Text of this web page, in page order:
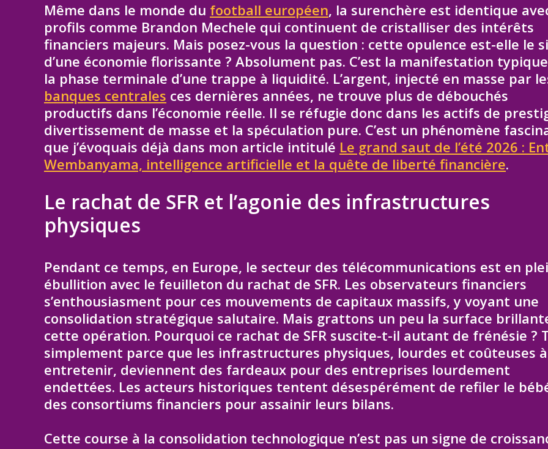
Même dans le monde du football européen, la surenchère est identique
profils comme Brandon Mechele qui continuent de cristalliser des intérêts
financiers majeurs. Mais posez-vous la question : cette opulence est-elle le
d’une économie florissante ? Absolument pas. C’est la manifestation
la phase terminale d’une trappe à liquidité. L’argent, injecté en masse par
banques centrales ces dernières années, ne trouve plus de débouchés
productifs dans l’économie réelle. Il se réfugie donc dans les actifs de
divertissement de masse et la spéculation pure. C’est un phénomène
que j’évoquais déjà dans mon article intitulé Le grand saut de l’été 2026 :
Wembanyama, intelligence artificielle et la quête de liberté financière.
Le rachat de SFR et l’agonie des infrastructures
physiques
Pendant ce temps, en Europe, le secteur des télécommunications est en
ébullition avec le feuilleton du rachat de SFR. Les observateurs financiers
s’enthousiasment pour ces mouvements de capitaux massifs, y voyant une
consolidation stratégique salutaire. Mais grattons un peu la surface
cette opération. Pourquoi ce rachat de SFR suscite-t-il autant de frénésie ?
simplement parce que les infrastructures physiques, lourdes et coûteuses à
entretenir, deviennent des fardeaux pour des entreprises lourdement
endettées. Les acteurs historiques tentent désespérément de refiler le
des consortiums financiers pour assainir leurs bilans.
Cette course à la consolidation technologique n’est pas un signe de